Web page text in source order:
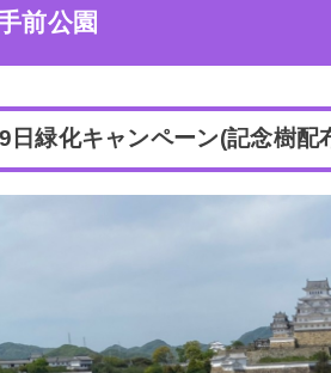
前公園
日緑化キャンペーン(記念樹